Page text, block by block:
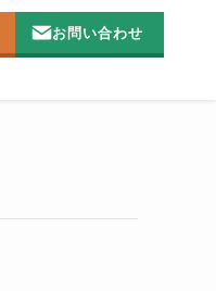
お問い合わせ